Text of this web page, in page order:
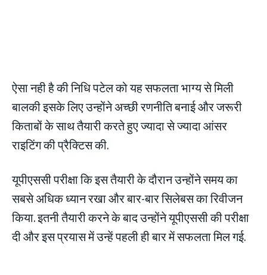
ऐसा नही है की निधि पटेल को यह सफलता भाग्य से मिली
बालकी इसके लिए उन्होंने अच्छी रणनीति बनाई और जरूरी
किताबों के साथ तैयारी करते हुए ज्यादा से ज्यादा आंसर
राइटिंग की प्रैक्टिस की.
यूपीएससी परीक्षा कि इस तैयारी के दौरान उन्होंने समय का
सबसे अधिक ध्यान रखा और बार-बार सिलेबस का रिवीजन
किया. इतनी तैयारी करने के बाद उन्होंने यूपीएससी की परीक्षा
दी और इस प्रयास में उन्हें पहली ही बार में सफलता मिल गई.